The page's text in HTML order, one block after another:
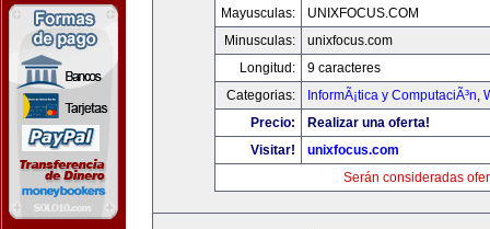
Mayusculas:
UNIXFOCUS.COM
Minusculas:
unixfocus.com
Longitud:
9 caracteres
Categorias:
InformÃ¡tica y ComputaciÃ³n,
Precio:
Realizar una oferta!
Visitar!
unixfocus.com
Serán consideradas